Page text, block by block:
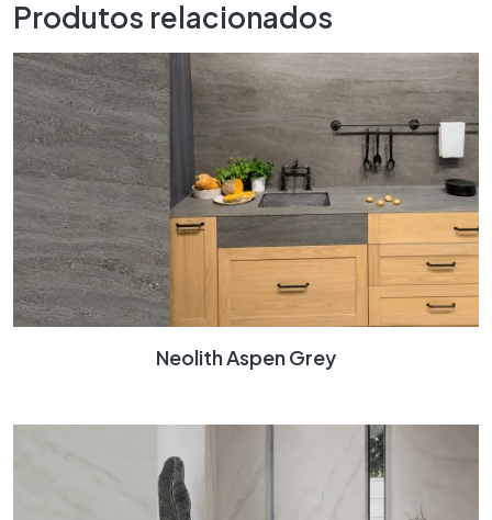
Produtos relacionados
Neolith Aspen Grey